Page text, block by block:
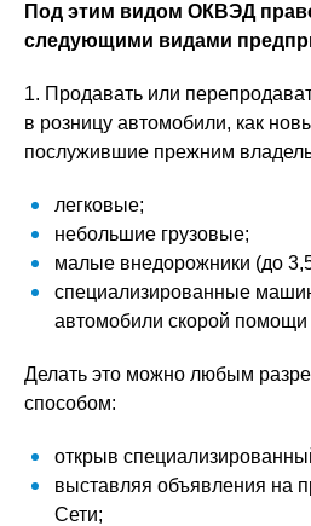
Под этим видом ОКВЭД
следующими видами
1. Продавать или
в розницу автомобили, как
послужившие прежним
легковые;
небольшие грузовые;
малые внедорожники (до
специализированные
автомобили скорой помощи
Делать это можно любым
способом:
открыв
выставляя объявления на
Сети;